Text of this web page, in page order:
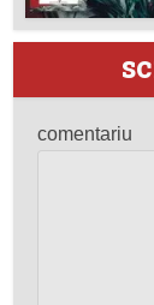
comentariu